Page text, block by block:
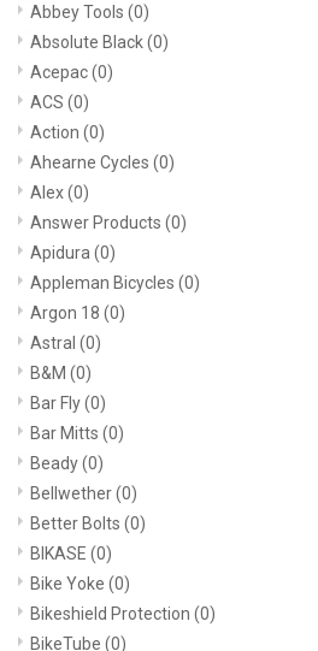
Abbey Tools (0)
Absolute Black(0)
Acepac(0)
ACS (0)
Action (0)
Ahearne Cycles (0)
Alex(0)
Answer Products (0)
Apidura (0)
Appleman Bicycles (0)
Argon 18 (0)
Astral (0)
B&M (0)
Bar Fly(0)
Bar Mitts (0)
Beady(0)
Bellwether(0)
Better Bolts (0)
BIKASE (0)
Bike Yoke (0)
Bikeshield Protection (0)
BikeTube (0)